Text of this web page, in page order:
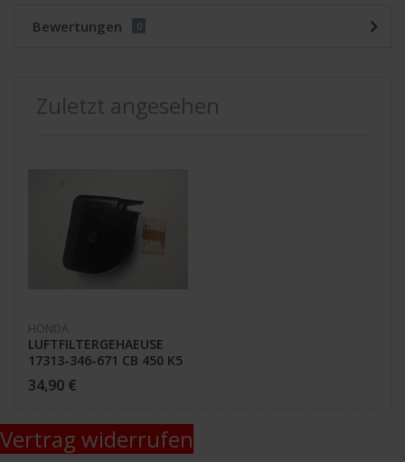
Bewertungen 0
Zuletzt angesehen
HONDA
LUFTFILTERGEHAEUSE
17313-346-671 CB 450 K5
/ P2
34,90 €
Vertrag widerrufen